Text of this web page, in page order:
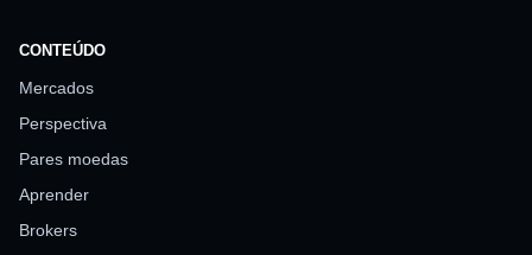
CONTEÚDO
Mercados
Perspectiva
Pares moedas
Aprender
Brokers